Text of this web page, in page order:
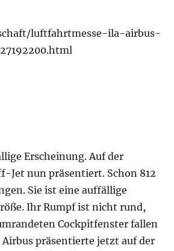
luftfahrtmesse-ila-airbus-
Erscheinung. Auf der
Jet nun präsentiert. Schon 812
Sie ist eine auffällige
Ihr Rumpf ist nicht rund,
Cockpitfenster fallen
präsentierte jetzt auf der